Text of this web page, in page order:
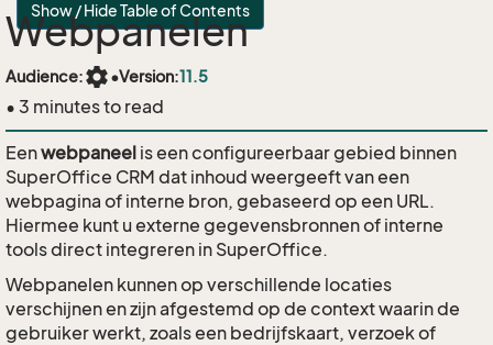
Show / Hide Table of Contents
Webpanelen
Audience:settings•Version:11.5
• 3 minutes to read
Eenwebpaneel is een configureerbaar gebied binnen
SuperOffice CRM dat inhoud weergeeft van een
webpagina of interne bron, gebaseerd op een URL.
Hiermee kunt u externe gegevensbronnen of interne
tools direct integreren in SuperOffice.
Webpanelen kunnen op verschillende locaties
verschijnen en zijn afgestemd op de context waarin de
gebruiker werkt, zoals een bedrijfskaart, verzoek of